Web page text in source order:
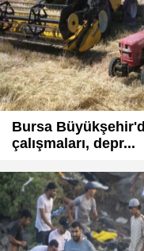
Bursa
çalışmaları, depr...